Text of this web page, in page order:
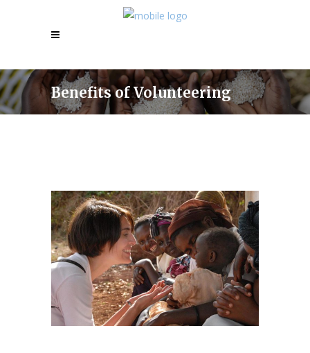
Benefits of Volunteering